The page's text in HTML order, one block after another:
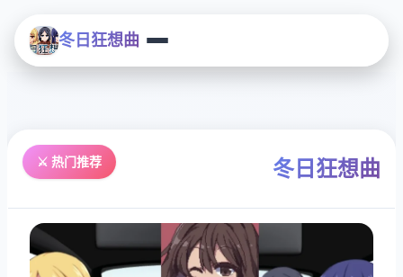
冬日狂想曲
⚔️ 热门推荐 冬日狂想曲